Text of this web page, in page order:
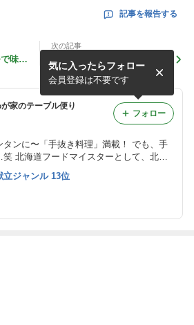
記事を報告する
味が
次の記事
上品な味に!「鮭の粕みそ漬
け」が好評でした
家のテーブル便り
タンに〜「手抜き料理」満載！ でも、手
北海道フードマイスターとして、北海
します。 ２０１９年から、お料理講座を
ーさんのレシピ提供も始めました。
気に入ったらフォロー
会員登録は不要です
フォロー
立ジャンル 13位